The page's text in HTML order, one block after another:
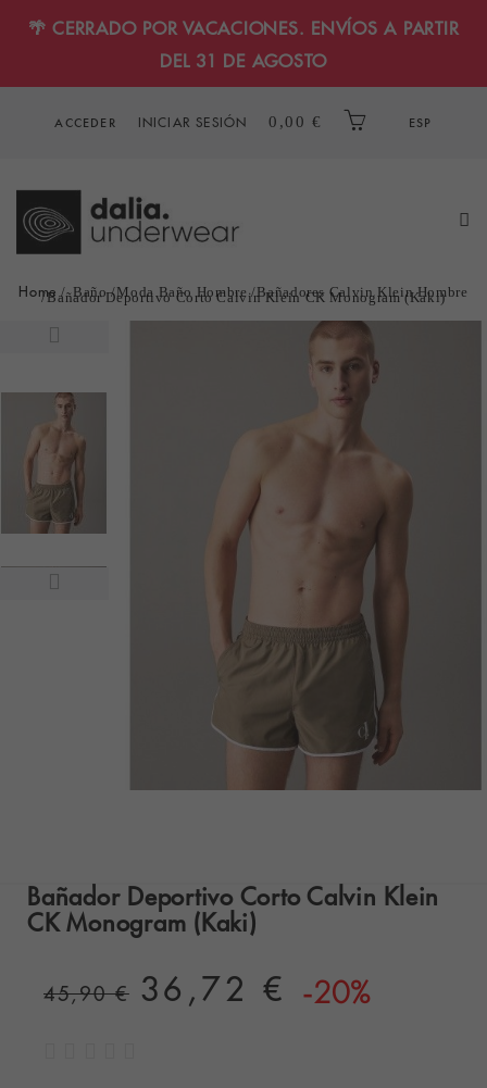
🌴 CERRADO POR VACACIONES. ENVÍOS A PARTIR
DEL 31 DE AGOSTO
ACCEDER INICIAR SESIÓN 0,00 € ESP
Home Baño Moda Baño Hombre Bañadores Calvin Klein Hombre
Bañador Deportivo Corto Calvin Klein CK Monogram (Kaki)
Bañador Deportivo Corto Calvin Klein
CK Monogram (Kaki)
45,90 € 36,72 € -20%